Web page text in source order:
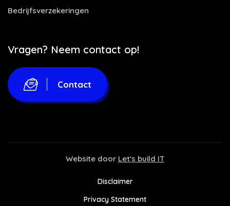
Bedrijfsverzekeringen
Vragen? Neem contact op!
Contact
Website door Let's build IT
Disclaimer
Privacy Statement